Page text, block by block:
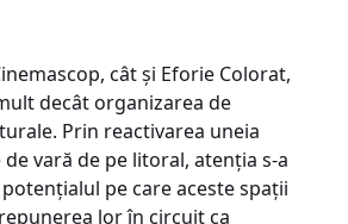
cât și Eforie Colorat,
decât organizarea de
Prin reactivarea uneia
vară de pe litoral, atenția s-a
pe care aceste spații
lor în circuit ca